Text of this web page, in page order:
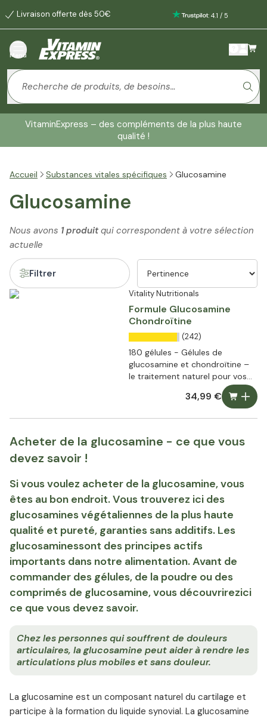
Livraison offerte dès 50€ : 4.1 / 5
Menu
VitaminExpress – des compléments de la plus haute
qualité !
Accueil Substances vitales spécifiques Glucosamine
Glucosamine
Nous avons 1 produitqui correspondent à votre sélection
actuelle
Filtrer
Vitality Nutritionals
Formule Glucosamine
Chondroïtine
(242)
180 gélules - Gélules de
glucosamine et chondroïtine –
le traitement naturel pour vos
34,99 €
Acheter de la glucosamine - ce que vous
devez savoir !
Si vous voulez acheter de la glucosamine, vous
êtes au bon endroit. Vous trouverez ici des
glucosamines végétaliennes de la plus haute
qualité et pureté, garanties sans additifs. Les
glucosaminessont des principes actifs
importants dans notre alimentation. Avant de
commander des gélules, de la poudre ou des
comprimés de glucosamine, vous découvrirezici
ce que vous devez savoir.
Chez les personnes qui souffrent de douleurs
articulaires, la glucosamine peut aider à rendre les
articulations plus mobiles et sans douleur.
La glucosamine est un composant naturel du cartilage et
participe à la formation du liquide synovial. La glucosamine